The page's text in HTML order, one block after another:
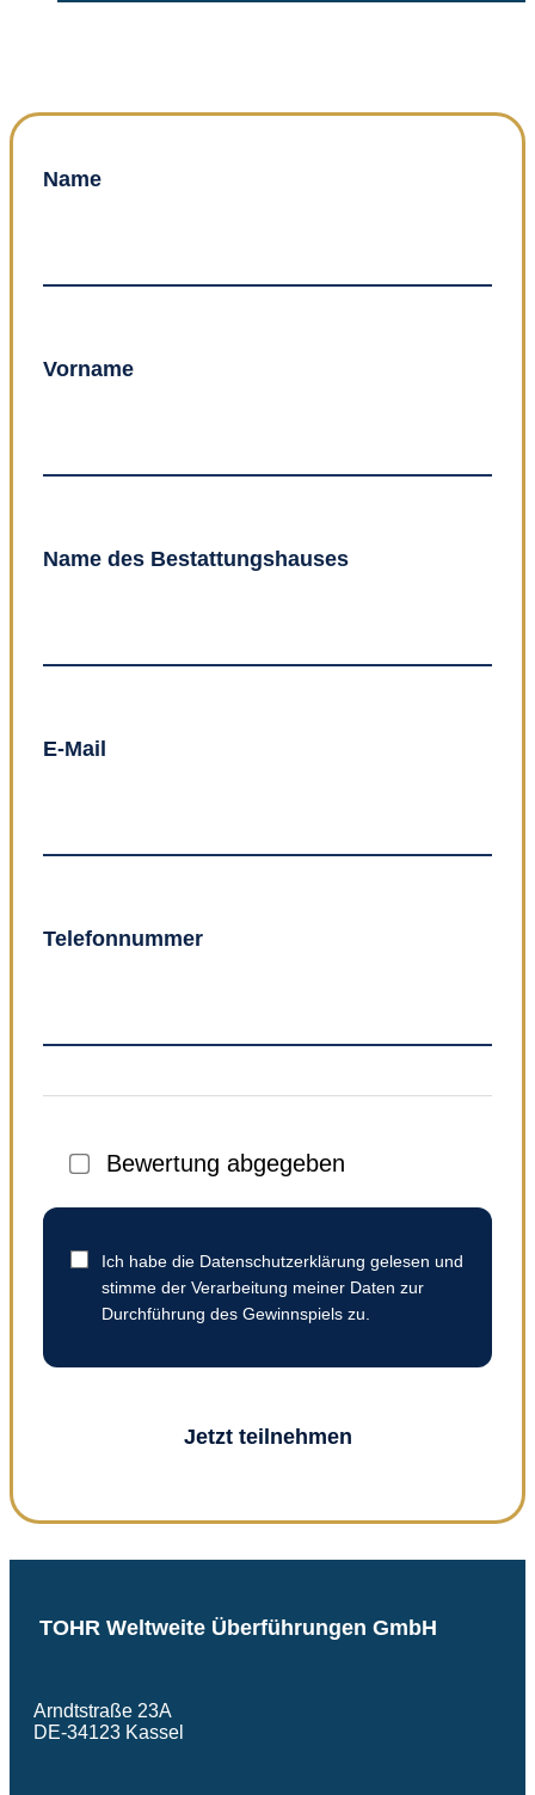
Name
Vorname
Name des Bestattungshauses
E-Mail
Telefonnummer
Bewertung abgegeben
Ich habe die Datenschutzerklärung gelesen und
stimme der Verarbeitung meiner Daten zur
Durchführung des Gewinnspiels zu.
TOHR Weltweite Überführungen GmbH
Arndtstraße 23A
DE-34123 Kassel